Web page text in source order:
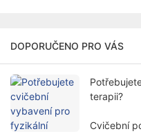
DOPORUČENO PRO VÁS
terapii?
Cvičební